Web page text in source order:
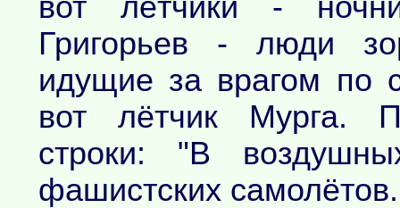
вот лётчики -
Григорьев - люди
идущие за врагом по
вот лётчик Мурга.
строки: "В
фашистских